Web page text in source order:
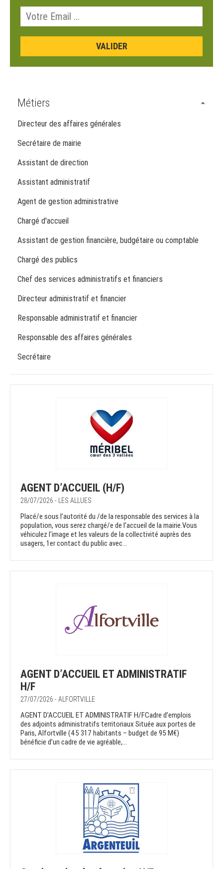
Métiers
Directeur des affaires générales
Secrétaire de mairie
Assistant de direction
Assistant administratif
Agent de gestion administrative
Chargé d'accueil
Assistant de gestion financière, budgétaire ou comptable
Chargé des publics
Chef des services administratifs et financiers
Directeur administratif et financier
Responsable administratif et financier
Responsable des affaires générales
Secrétaire
AGENT D’ACCUEIL (H/F)
28/07/2026 - LES ALLUES
Placé/e sous l’autorité du /de la responsable des services à la
population, vous serez chargé/e de l’accueil de la mairie.Vous
véhiculez l'image et les valeurs de la collectivité auprès des
usagers, 1er contact du public avec...
AGENT D’ACCUEIL ET ADMINISTRATIF
H/F
27/07/2026 - ALFORTVILLE
AGENT D’ACCUEIL ET ADMINISTRATIF H/FCadre d’emplois
des adjoints administratifs territoriaux Située aux portes de
Paris, Alfortville (45 317 habitants – budget de 95 M€)
bénéficie d’un cadre de vie agréable,...